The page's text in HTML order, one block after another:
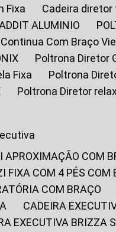
Fixa
Cadeira
ALUMINIO
Continua Com Braço
Poltrona
Fixa
Poltrona
Poltrona Diretor
APROXIMAÇÃO COM
FIXA COM 4 PÉS
COM BRAÇO
CADEIRA
EXECUTIVA BRIZZA